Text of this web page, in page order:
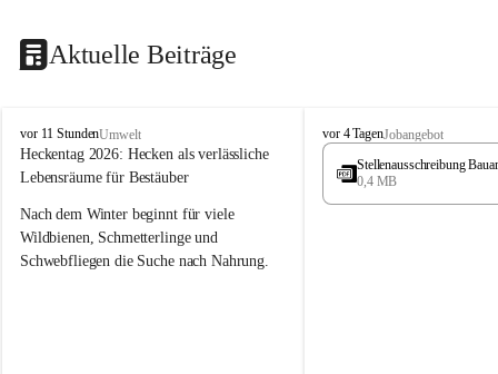
Aktuelle Beiträge
S
t
ö
s
i
n
vor 11 StundenUmwelt
Heckentag 2026: Hecken als verlässliche
Lebensräume für Bestäuber
Nach dem Winter beginnt für viele
Wildbienen, Schmetterlinge und
Schwebfliegen die Suche nach Nahrung.
S
t
s
vor 4 TagenJobangebot
Stellenausschreibung
0,4 MB